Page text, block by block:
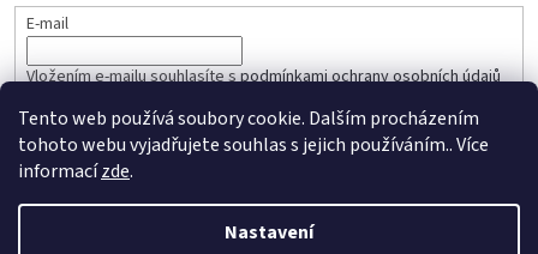
Tento web používá soubory cookie. Dalším procházením
tohoto webu vyjadřujete souhlas s jejich používáním.. Více
informacízde.
Nastavení
E-mail
Vložením e-mailu souhlasíte spodmínkami ochrany osobních údajů
PŘIHLÁSIT SE
Vytvořil Shoptet